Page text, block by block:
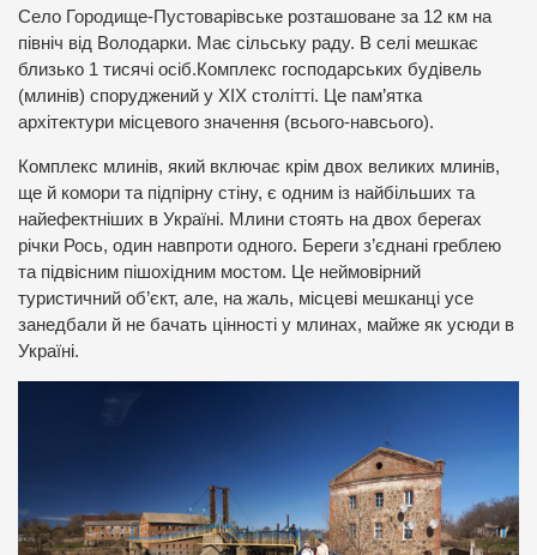
Село Городище-Пустоварівське розташоване за 12 км на
північ від Володарки. Має сільську раду. В селі мешкає
близько 1 тисячі осіб.Комплекс господарських будівель
(млинів) споруджений у ХІХ столітті. Це пам’ятка
архітектури місцевого значення (всього-навсього).
Комплекс млинів, який включає крім двох великих млинів,
ще й комори та підпірну стіну, є одним із найбільших та
найефектніших в Україні. Млини стоять на двох берегах
річки Рось, один навпроти одного. Береги з’єднані греблею
та підвісним пішохідним мостом. Це неймовірний
туристичний об’єкт, але, на жаль, місцеві мешканці усе
занедбали й не бачать цінності у млинах, майже як усюди в
Україні.